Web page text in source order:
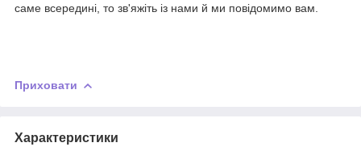
саме всередині, то зв'яжіть із нами й ми повідомимо вам.
Приховати
Характеристики